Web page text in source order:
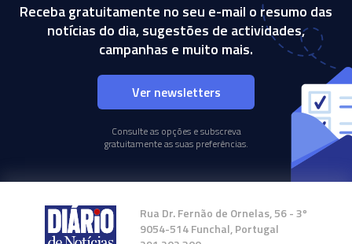
Receba gratuitamente no seu e-mail o resumo das
notícias do dia, sugestões de actividades,
campanhas e muito mais.
Ver newsletters
Consulte as opções e subscreva
gratuitamente as suas preferências.
Rua Dr. Fernão de Ornelas, 56 - 3º
9054-514 Funchal, Portugal